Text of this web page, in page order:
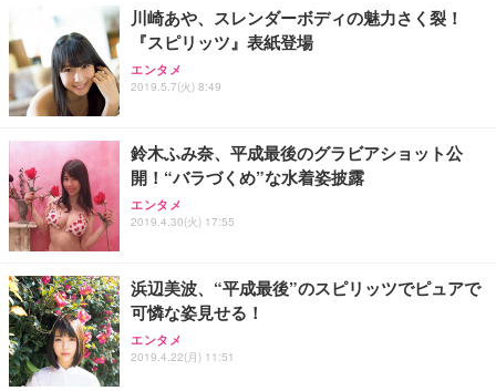
川崎あや、スレンダーボディの魅力さく裂！
『スピリッツ』表紙登場
エンタメ
2019.5.7(火) 8:49
鈴木ふみ奈、平成最後のグラビアショット公
開！“バラづくめ”な水着姿披露
エンタメ
2019.4.30(火) 17:55
浜辺美波、“平成最後”のスピリッツでピュアで
可憐な姿見せる！
エンタメ
2019.4.22(月) 11:51